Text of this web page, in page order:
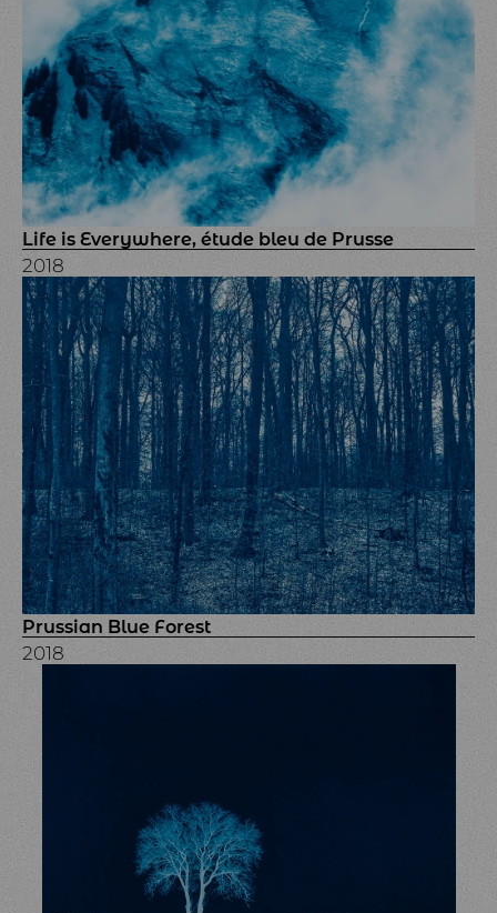
Life is Everywhere, étude bleu de Prusse
2018
Prussian Blue Forest
2018